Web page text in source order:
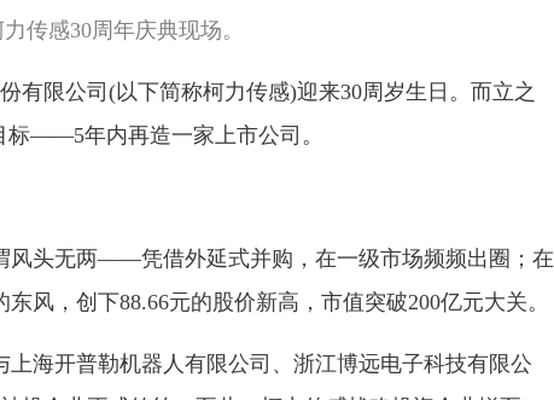
传感30周年庆典现场。
限公司(以下简称柯力传感)迎来30周岁生日。而立之
标——5年内再造一家上市公司。
头无两——凭借外延式并购，在一级市场频频出圈；在
风，创下88.66元的股价新高，市值突破200亿元大关。
海开普勒机器人有限公司、浙江博远电子科技有限公